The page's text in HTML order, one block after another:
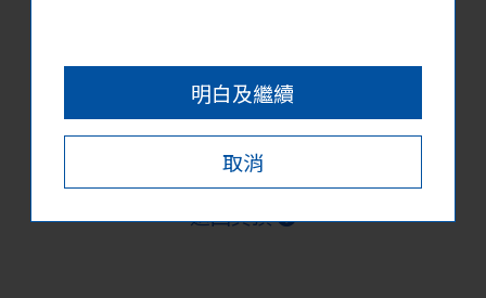
明白及繼續
取消
立即報名
返回頁頂